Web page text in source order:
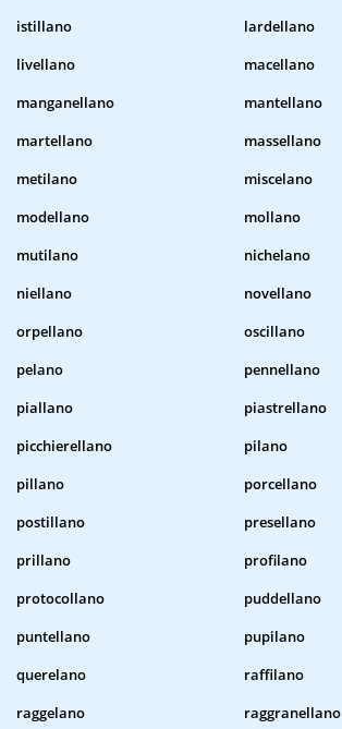
istillano
lardellano
livellano
macellano
manganellano
mantellano
martellano
massellano
metilano
miscelano
modellano
mollano
mutilano
nichelano
niellano
novellano
orpellano
oscillano
pelano
pennellano
piallano
piastrellano
picchierellano
pilano
pillano
porcellano
postillano
presellano
prillano
profilano
protocollano
puddellano
puntellano
pupilano
querelano
raffilano
raggelano
raggranellano